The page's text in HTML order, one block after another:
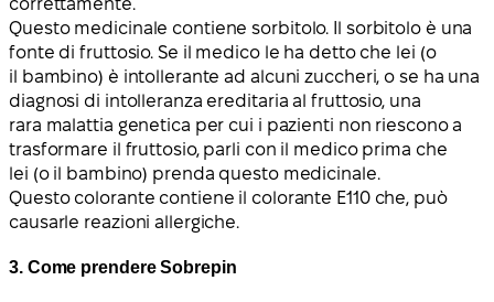
Questo medicinale contiene sorbitolo. Il sorbitolo è una
fonte di fruttosio. Se il medico le ha detto che lei (o
il bambino) è intollerante ad alcuni zuccheri, o se ha una
diagnosi di intolleranza ereditaria al fruttosio, una
rara malattia genetica per cui i pazienti non riescono a
trasformare il fruttosio, parli con il medico prima che
lei (o il bambino) prenda questo medicinale.
Questo colorante contiene il colorante E110 che, può
causarle reazioni allergiche.
3. Come prendere Sobrepin